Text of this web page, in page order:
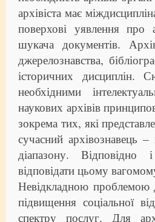
архівіста має
поверхові уявлення про
шукача документів.
джерелознавства,
історичних дисциплін.
необхідними
наукових архівів
зокрема тих, які
сучасний архівознавець
діапазону. Відповідно
відповідати цьому
Невідкладною проблемою
підвищення соціальної
спектру послуг. Для